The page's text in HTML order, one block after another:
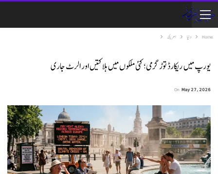
Home دنیا امریکہ
یورپ میں ریکارڈ توڑ گرمی؛ کئی ملکوں میں ہلاکتیں اور الرٹ جاری
On May 27, 2026